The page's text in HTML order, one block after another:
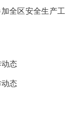
全区安全生产工
态
态